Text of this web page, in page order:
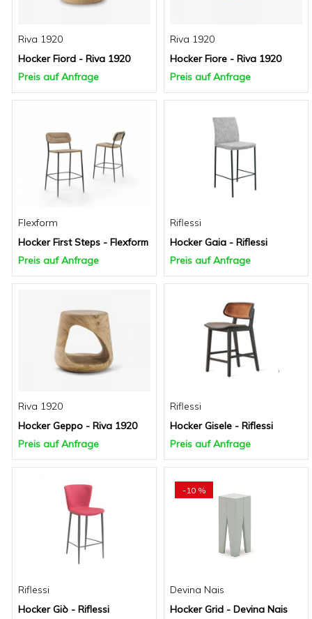
Riva 1920
Hocker Fiord - Riva 1920
Preis auf Anfrage
Riva 1920
Hocker Fiore - Riva 1920
Preis auf Anfrage
Flexform
Hocker First Steps - Flexform
Preis auf Anfrage
Riflessi
Hocker Gaia - Riflessi
Preis auf Anfrage
Riva 1920
Hocker Geppo - Riva 1920
Preis auf Anfrage
Riflessi
Hocker Gisele - Riflessi
Preis auf Anfrage
Riflessi
Hocker Giò - Riflessi
-10 %
Devina Nais
Hocker Grid - Devina Nais